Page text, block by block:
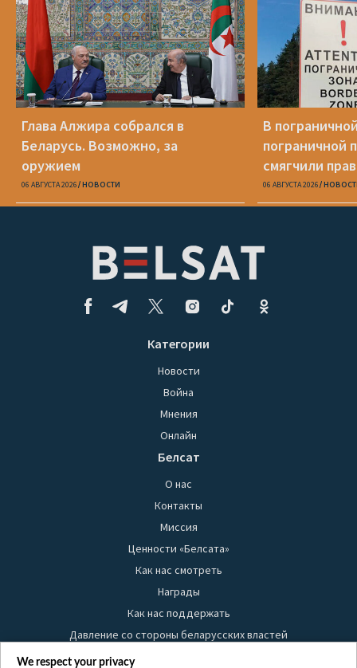
Глава Алжира собрался в
Беларусь. Возможно, за
оружием
06 АВГУСТА 2026 НОВОСТИ
В
пограничной
смягчили
06 АВГУСТА 2026
Категории
Новости
Война
Мнения
Онлайн
Белсат
О нас
Контакты
Миссия
Ценности «Белсата»
Как нас смотреть
Награды
Как нас поддержать
Давление со стороны беларусских властей
Правила использования материалов
We respect your privacy